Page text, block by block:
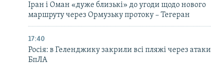
Іран і Оман «дуже близькі» до угоди щодо нового
маршруту через Ормузьку протоку – Тегеран
17:40
Росія: в Геленджику закрили всі пляжі через атаки
БпЛА